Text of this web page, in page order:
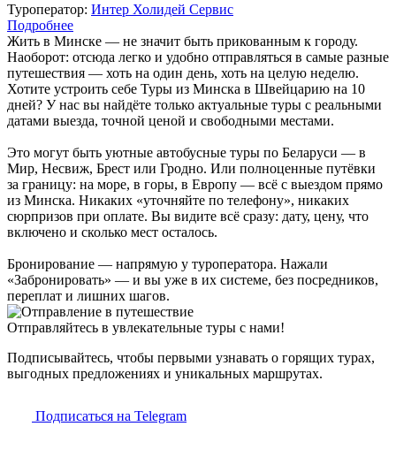
Туроператор: Интер Холидей Сервис
Подробнее
Жить в Минске — не значит быть прикованным к городу.
Наоборот: отсюда легко и удобно отправляться в самые разные
путешествия — хоть на один день, хоть на целую неделю.
Хотите устроить себе Туры из Минска в Швейцарию на 10
дней? У нас вы найдёте только актуальные туры с реальными
датами выезда, точной ценой и свободными местами.
Это могут быть уютные автобусные туры по Беларуси — в
Мир, Несвиж, Брест или Гродно. Или полноценные путёвки
за границу: на море, в горы, в Европу — всё с выездом прямо
из Минска. Никаких «уточняйте по телефону», никаких
сюрпризов при оплате. Вы видите всё сразу: дату, цену, что
включено и сколько мест осталось.
Бронирование — напрямую у туроператора. Нажали
«Забронировать» — и вы уже в их системе, без посредников,
переплат и лишних шагов.
Отправляйтесь в увлекательные туры с нами!
Подписывайтесь, чтобы первыми узнавать о горящих турах,
выгодных предложениях и уникальных маршрутах.
Подписаться на Telegram